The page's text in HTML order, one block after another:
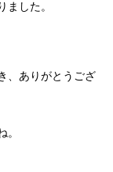
した。
、ありがとうござ